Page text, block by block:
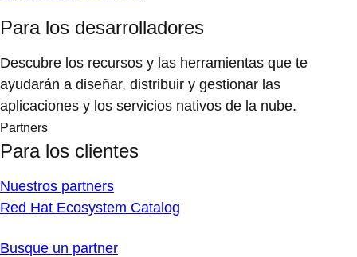
Para los desarrolladores
Descubre los recursos y las herramientas que te
ayudarán a diseñar, distribuir y gestionar las
aplicaciones y los servicios nativos de la nube.
Partners
Para los clientes
Nuestros partners
Red Hat Ecosystem Catalog
Busque un partner